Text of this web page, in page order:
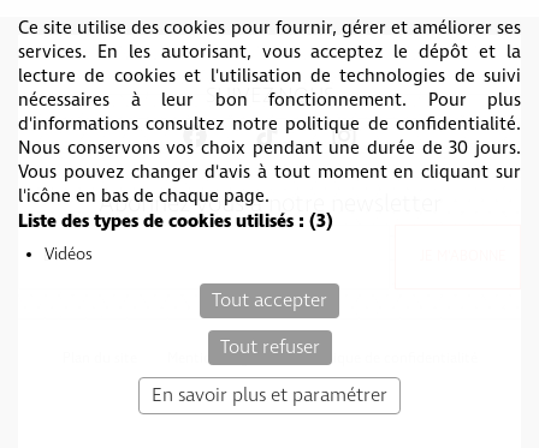
Ce site utilise des cookies pour fournir, gérer et améliorer ses
services. En les autorisant, vous acceptez le dépôt et la
lecture de cookies et l'utilisation de technologies de suivi
nécessaires à leur bon fonctionnement. Pour plus
d'informations consultez notre politique de confidentialité.
Nous conservons vos choix pendant une durée de 30 jours.
Vous pouvez changer d'avis à tout moment en cliquant sur
l'icône en bas de chaque page.
Liste des types de cookies utilisés : (3)
Vidéos
Tout accepter
Tout refuser
En savoir plus et paramétrer
SUIVEZ-NOUS
Abonnez vous à notre newsletter
Mentions légales
Politique de confidentialité
c-toucom web